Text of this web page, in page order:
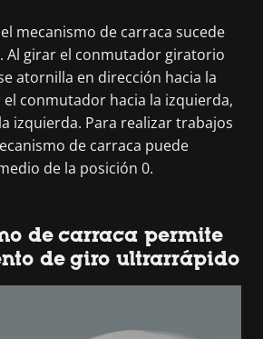
mecanismo de carraca sucede
Al girar el conmutador giratorio
atornilla en dirección hacia la
el conmutador hacia la izquierda,
izquierda. Para realizar trabajos
de carraca puede
de la posición 0.
de carraca permite
de giro ultrarrápido